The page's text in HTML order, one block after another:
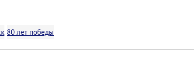
80 лет победы